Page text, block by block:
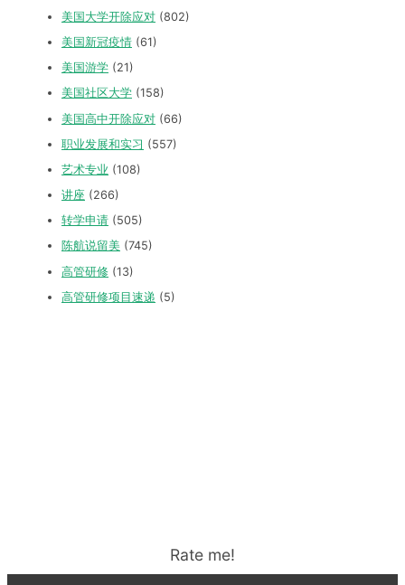
美国大学开除应对 (802)
美国新冠疫情 (61)
美国游学 (21)
美国社区大学 (158)
美国高中开除应对 (66)
职业发展和实习 (557)
艺术专业 (108)
讲座 (266)
转学申请 (505)
陈航说留美 (745)
高管研修 (13)
高管研修项目速递 (5)
Rate me!